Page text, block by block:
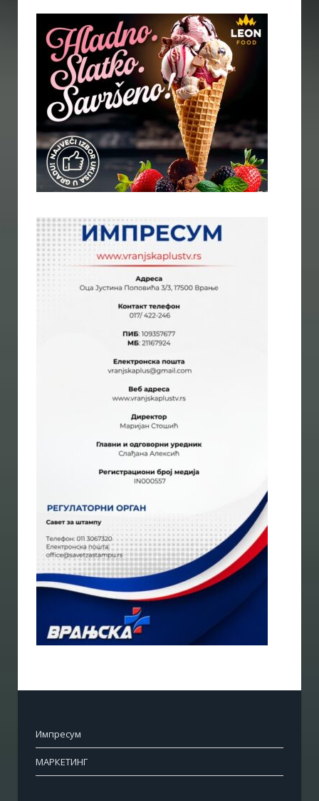
Импресум
МАРКЕТИНГ